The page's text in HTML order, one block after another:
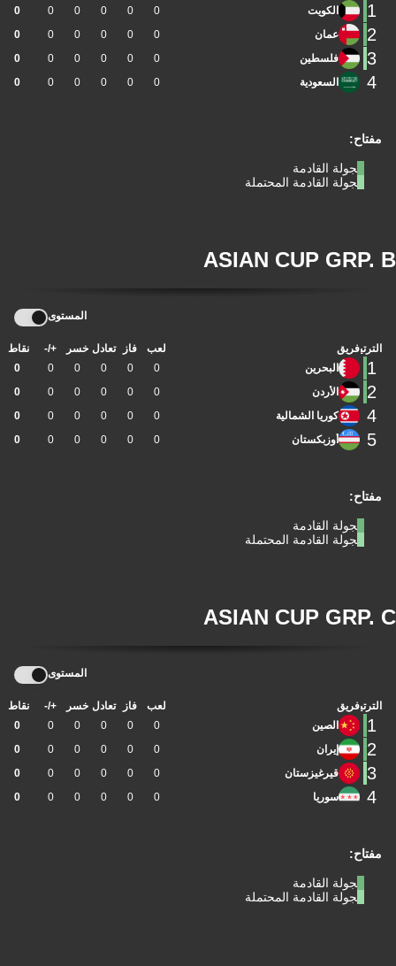
مفتاح:
الجولة القادمة
الجولة القادمة المحتملة
1 الكويت 0
0
0
0
0
0
2 عمان 0
0
0
0
0
0
3 فلسطين 0
0
0
0
0
0
4 السعودية 0
0
0
0
0
0
ASIAN CUP GRP. B
المستوى
مفتاح:
الجولة القادمة
الجولة القادمة المحتملة
الترتيبفريق لعب فاز تعادل خسر +/- نقاط
1 البحرين 0
0
0
0
0
0
2 الأردن 0
0
0
0
0
0
4 كوريا الشمالية 0
0
0
0
0
0
5 أوزبكستان 0
0
0
0
0
0
ASIAN CUP GRP. C
المستوى
مفتاح:
الجولة القادمة
الجولة القادمة المحتملة
الترتيبفريق لعب فاز تعادل خسر +/- نقاط
1 الصين 0
0
0
0
0
0
2 إيران 0
0
0
0
0
0
3 قيرغيزستان 0
0
0
0
0
0
4 سوريا 0
0
0
0
0
0